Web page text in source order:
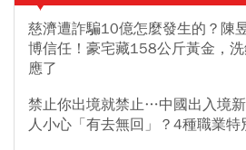
慈濟遭詐騙10億怎麼發生的？陳
博信任！豪宅藏158公斤黃金，
應了
禁止你出境就禁止…中國出入境
人小心「有去無回」？4種職業特